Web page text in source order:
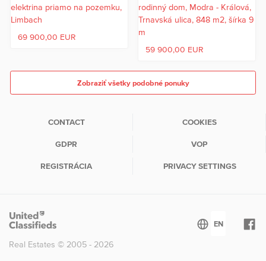
69 900,00 EUR
59 900,00 EUR
Zobraziť všetky podobné ponuky
CONTACT COOKIES
GDPR VOP
REGISTRÁCIA PRIVACY SETTINGS
Real Estates © 2005 - 2026